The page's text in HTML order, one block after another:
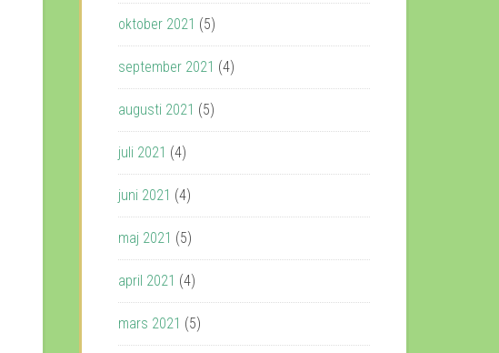
oktober 2021 (5)
september 2021 (4)
augusti 2021 (5)
juli 2021 (4)
juni 2021 (4)
maj 2021 (5)
april 2021 (4)
mars 2021 (5)